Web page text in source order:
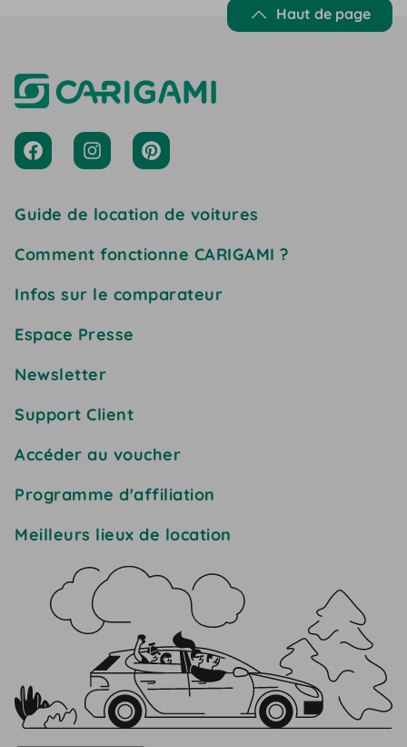
Haut de page
Guide de location de voitures
Comment fonctionne CARIGAMI ?
Infos sur le comparateur
Espace Presse
Newsletter
Support Client
Accéder au voucher
Programme d'affiliation
Meilleurs lieux de location